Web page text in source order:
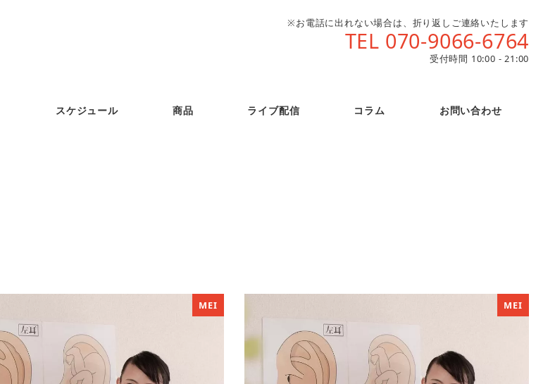
※お電話に出れない場合は、折り返しご連絡いたします
TEL 070-9066-6764
受付時間 10:00 - 21:00
スケジュール 商品 ライブ配信 コラム お問い合わせ
MEI MEI